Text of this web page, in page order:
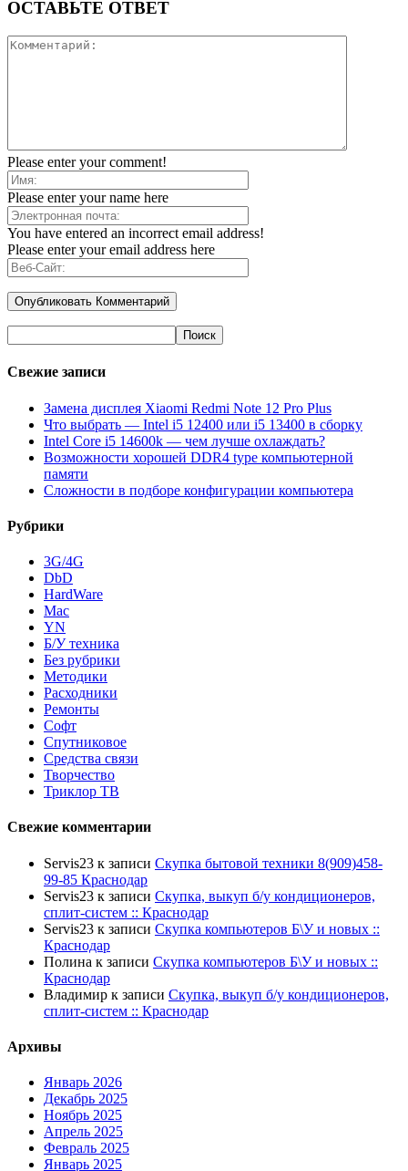
ОСТАВЬТЕ ОТВЕТ
Please enter your comment!
Please enter your name here
You have entered an incorrect email address!
Please enter your email address here
Свежие записи
Замена дисплея Xiaomi Redmi Note 12 Pro Plus
Что выбрать — Intel i5 12400 или i5 13400 в сборку
Intel Core i5 14600k — чем лучше охлаждать?
Возможности хорошей DDR4 type компьютерной
памяти
Сложности в подборе конфигурации компьютера
Рубрики
3G/4G
DbD
HardWare
Mac
YN
Б/У техника
Без рубрики
Методики
Расходники
Ремонты
Софт
Спутниковое
Средства связи
Творчество
Триклор ТВ
Свежие комментарии
Servis23 к записи Скупка бытовой техники 8(909)458-
99-85 Краснодар
Servis23 к записи Скупка, выкуп б/у кондиционеров,
сплит-систем :: Краснодар
Servis23 к записи Скупка компьютеров Б\У и новых ::
Краснодар
Полина к записи Скупка компьютеров Б\У и новых ::
Краснодар
Владимир к записи Скупка, выкуп б/у кондиционеров,
сплит-систем :: Краснодар
Архивы
Январь 2026
Декабрь 2025
Ноябрь 2025
Апрель 2025
Февраль 2025
Январь 2025